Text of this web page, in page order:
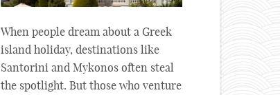
When people dream about a Greek
island holiday, destinations like
Santorini and Mykonos often steal
the spotlight. But those who venture